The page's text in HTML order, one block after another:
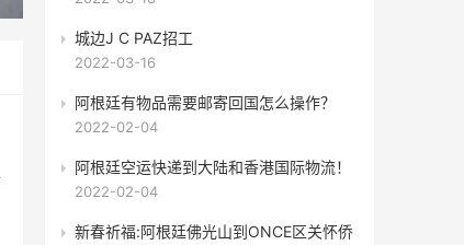
城边J C PAZ招工
2022-03-16
阿根廷有物品需要邮寄回国怎么操作？
2022-02-04
阿根廷空运快递到大陆和香港国际物流！
2022-02-04
新春祈福:阿根廷佛光山到ONCE区关怀侨